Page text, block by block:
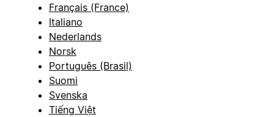
Français (France)
Italiano
Nederlands
Norsk
Português (Brasil)
Suomi
Svenska
Tiếng Việt